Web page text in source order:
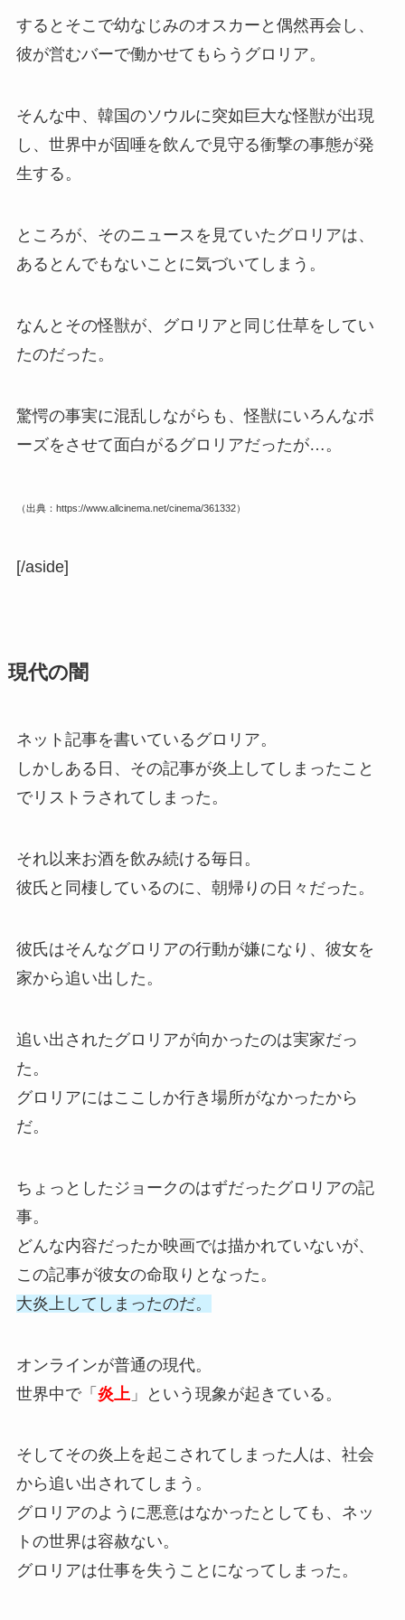
するとそこで幼なじみのオスカーと偶然再会し、
彼が営むバーで働かせてもらうグロリア。
そんな中、韓国のソウルに突如巨大な怪獣が出現
し、世界中が固唾を飲んで見守る衝撃の事態が発
生する。
ところが、そのニュースを見ていたグロリアは、
あるとんでもないことに気づいてしまう。
なんとその怪獣が、グロリアと同じ仕草をしてい
たのだった。
驚愕の事実に混乱しながらも、怪獣にいろんなポ
ーズをさせて面白がるグロリアだったが…。
（出典：https://www.allcinema.net/cinema/361332）
[/aside]
現代の闇
ネット記事を書いているグロリア。
しかしある日、その記事が炎上してしまったこと
でリストラされてしまった。
それ以来お酒を飲み続ける毎日。
彼氏と同棲しているのに、朝帰りの日々だった。
彼氏はそんなグロリアの行動が嫌になり、彼女を
家から追い出した。
追い出されたグロリアが向かったのは実家だっ
た。
グロリアにはここしか行き場所がなかったから
だ。
ちょっとしたジョークのはずだったグロリアの記
事。
どんな内容だったか映画では描かれていないが、
この記事が彼女の命取りとなった。
大炎上してしまったのだ。
オンラインが普通の現代。
世界中で「 炎上 」という現象が起きている。
そしてその炎上を起こされてしまった人は、社会
から追い出されてしまう。
グロリアのように悪意はなかったとしても、ネッ
トの世界は容赦ない。
グロリアは仕事を失うことになってしまった。